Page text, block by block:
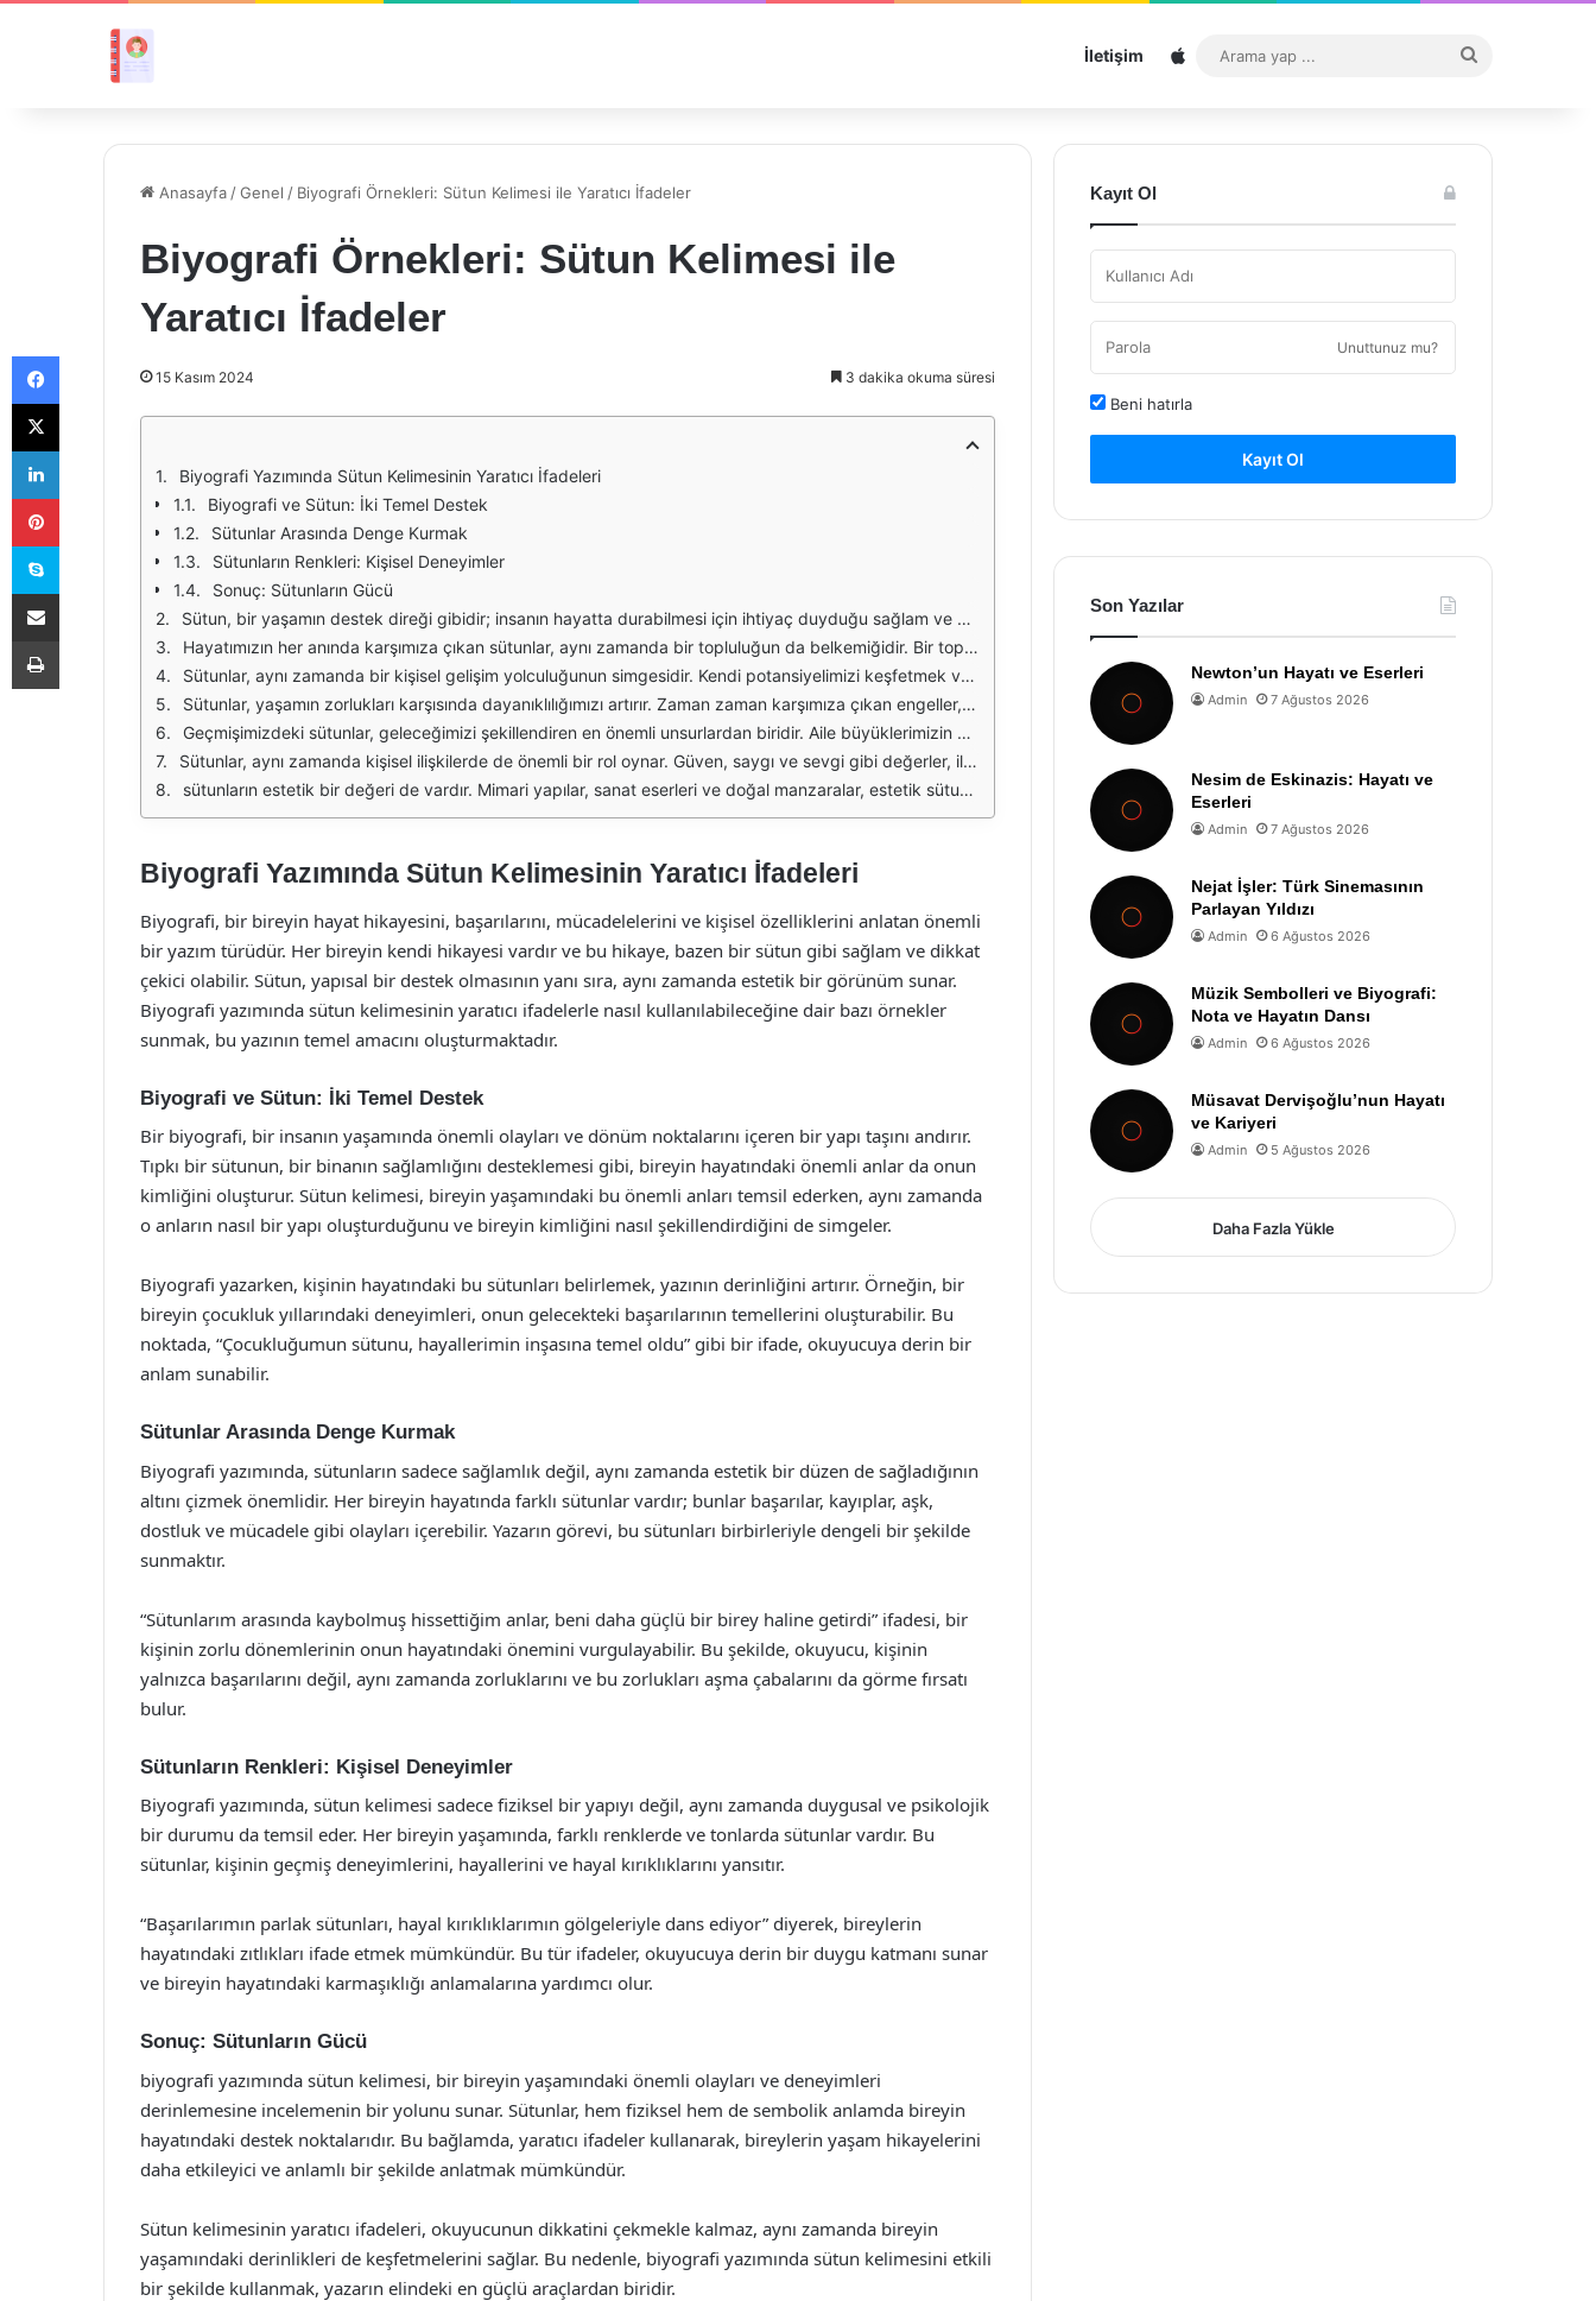
İletişim Sitemap
...
Anasayfa /Genel / Biyografi Örnekleri: Sütun Kelimesi ile Yaratıcı İfadeler
Biyografi Örnekleri: Sütun Kelimesi ile
Yaratıcı İfadeler
15 Kasım 2024 3 dakika okuma süresi
Biyografi Yazımında Sütun Kelimesinin Yaratıcı İfadeleri
Biyografi ve Sütun: İki Temel Destek
Sütunlar Arasında Denge Kurmak
Sütunların Renkleri: Kişisel Deneyimler
Sonuç: Sütunların Gücü
Sütun, bir yaşamın destek direği gibidir; insanın hayatta durabilmesi için ihtiyaç duyduğu sağlam ve güvenilir bir dayanak. Her birey, kendi sütunlarını inşa ederek, hayattaki fırtınalara karşı direnç gösterir. Bu sütunlar, aile, arkadaşlık, bilgi ve deneyim gibi değerlerden oluşur ve insanın karakterini şekillendirir.
Hayatımızın her anında karşımıza çıkan sütunlar, aynı zamanda bir topluluğun da belkemiğidir. Bir toplumun gelişimi, bireylerin oluşturduğu sütunlarla mümkün olur. Bu sütunlar, kültürel miras, toplumsal değerler ve ortak hedeflerle şekillenir. Her birey, bu yapının bir parçası olarak, hem kendine hem de topluma katkıda bulunur.
Sütunlar, aynı zamanda bir kişisel gelişim yolculuğunun simgesidir. Kendi potansiyelimizi keşfetmek ve geliştirmek için inşa ettiğimiz sütunlar, bizi daha güçlü kılar. Bu süreç, eğitim, hobi edinme ve deneyim kazanma gibi unsurları içerir. Her yeni sütun, kişisel bir başarı öyküsünün kapılarını aralar.
Sütunlar, yaşamın zorlukları karşısında dayanıklılığımızı artırır. Zaman zaman karşımıza çıkan engeller, bu sütunların ne kadar sağlam olduğunu test eder. Başarılar, bu sütunların güçlenmesine yardımcı olurken, başarısızlıklar da yeniden inşa etme fırsatı sunar. Her zorluk, yeni bir sütun inşa etmek için bir fırsattır.
Geçmişimizdeki sütunlar, geleceğimizi şekillendiren en önemli unsurlardan biridir. Aile büyüklerimizin deneyimleri, geleneklerimiz ve kültürel değerlerimiz, bugünümüzü ve yarınımızı etkileyen güçlü sütunlardır. Bu mirası korumak ve geliştirmek, bireyler olarak sorumluluğumuzdur.
Sütunlar, aynı zamanda kişisel ilişkilerde de önemli bir rol oynar. Güven, saygı ve sevgi gibi değerler, ilişkilerimizin sütunlarını oluşturur. Bu sütunlar ne kadar sağlam olursa, ilişkilerimiz de o kadar güçlü olur. İnsanlar arasındaki iletişim ve etkileşim, bu sütunlar üzerinden şekillenir.
sütunların estetik bir değeri de vardır. Mimari yapılar, sanat eserleri ve doğal manzaralar, estetik sütunlar olarak hayatımızda yer alır. Bu tür sütunlar, ruhumuzu besler ve hayatın güzelliklerini keşfetmemize yardımcı olur. Her bir sütun, hayatımızın farklı bir yönünü temsil eder ve bizi daha zengin bir yaşam sürmeye davet eder.
Biyografi Yazımında Sütun Kelimesinin Yaratıcı İfadeleri
Biyografi, bir bireyin hayat hikayesini, başarılarını, mücadelelerini ve kişisel özelliklerini anlatan önemli
bir yazım türüdür. Her bireyin kendi hikayesi vardır ve bu hikaye, bazen bir sütun gibi sağlam ve dikkat
çekici olabilir. Sütun, yapısal bir destek olmasının yanı sıra, aynı zamanda estetik bir görünüm sunar.
Biyografi yazımında sütun kelimesinin yaratıcı ifadelerle nasıl kullanılabileceğine dair bazı örnekler
sunmak, bu yazının temel amacını oluşturmaktadır.
Biyografi ve Sütun: İki Temel Destek
Bir biyografi, bir insanın yaşamında önemli olayları ve dönüm noktalarını içeren bir yapı taşını andırır.
Tıpkı bir sütunun, bir binanın sağlamlığını desteklemesi gibi, bireyin hayatındaki önemli anlar da onun
kimliğini oluşturur. Sütun kelimesi, bireyin yaşamındaki bu önemli anları temsil ederken, aynı zamanda
o anların nasıl bir yapı oluşturduğunu ve bireyin kimliğini nasıl şekillendirdiğini de simgeler.
Biyografi yazarken, kişinin hayatındaki bu sütunları belirlemek, yazının derinliğini artırır. Örneğin, bir
bireyin çocukluk yıllarındaki deneyimleri, onun gelecekteki başarılarının temellerini oluşturabilir. Bu
noktada, “Çocukluğumun sütunu, hayallerimin inşasına temel oldu” gibi bir ifade, okuyucuya derin bir
anlam sunabilir.
Sütunlar Arasında Denge Kurmak
Biyografi yazımında, sütunların sadece sağlamlık değil, aynı zamanda estetik bir düzen de sağladığının
altını çizmek önemlidir. Her bireyin hayatında farklı sütunlar vardır; bunlar başarılar, kayıplar, aşk,
dostluk ve mücadele gibi olayları içerebilir. Yazarın görevi, bu sütunları birbirleriyle dengeli bir şekilde
sunmaktır.
“Sütunlarım arasında kaybolmuş hissettiğim anlar, beni daha güçlü bir birey haline getirdi” ifadesi, bir
kişinin zorlu dönemlerinin onun hayatındaki önemini vurgulayabilir. Bu şekilde, okuyucu, kişinin
yalnızca başarılarını değil, aynı zamanda zorluklarını ve bu zorlukları aşma çabalarını da görme fırsatı
bulur.
Sütunların Renkleri: Kişisel Deneyimler
Biyografi yazımında, sütun kelimesi sadece fiziksel bir yapıyı değil, aynı zamanda duygusal ve psikolojik
bir durumu da temsil eder. Her bireyin yaşamında, farklı renklerde ve tonlarda sütunlar vardır. Bu
sütunlar, kişinin geçmiş deneyimlerini, hayallerini ve hayal kırıklıklarını yansıtır.
“Başarılarımın parlak sütunları, hayal kırıklıklarımın gölgeleriyle dans ediyor” diyerek, bireylerin
hayatındaki zıtlıkları ifade etmek mümkündür. Bu tür ifadeler, okuyucuya derin bir duygu katmanı sunar
ve bireyin hayatındaki karmaşıklığı anlamalarına yardımcı olur.
Sonuç: Sütunların Gücü
biyografi yazımında sütun kelimesi, bir bireyin yaşamındaki önemli olayları ve deneyimleri
derinlemesine incelemenin bir yolunu sunar. Sütunlar, hem fiziksel hem de sembolik anlamda bireyin
hayatındaki destek noktalarıdır. Bu bağlamda, yaratıcı ifadeler kullanarak, bireylerin yaşam hikayelerini
daha etkileyici ve anlamlı bir şekilde anlatmak mümkündür.
Sütun kelimesinin yaratıcı ifadeleri, okuyucunun dikkatini çekmekle kalmaz, aynı zamanda bireyin
yaşamındaki derinlikleri de keşfetmelerini sağlar. Bu nedenle, biyografi yazımında sütun kelimesini etkili
bir şekilde kullanmak, yazarın elindeki en güçlü araçlardan biridir.
Kayıt Ol
Unuttunuz mu?
Beni hatırla
Kayıt Ol
Son Yazılar
Newton’un Hayatı ve Eserleri
Admin 7 Ağustos 2026
Nesim de Eskinazis: Hayatı ve
Eserleri
Admin 7 Ağustos 2026
Nejat İşler: Türk Sinemasının
Parlayan Yıldızı
Admin 6 Ağustos 2026
Müzik Sembolleri ve Biyografi:
Nota ve Hayatın Dansı
Admin 6 Ağustos 2026
Müsavat Dervişoğlu’nun Hayatı
ve Kariyeri
Admin 5 Ağustos 2026
Daha Fazla Yükle
Facebook
X
LinkedIn
Pinterest
Skype
E-Posta ile paylaş